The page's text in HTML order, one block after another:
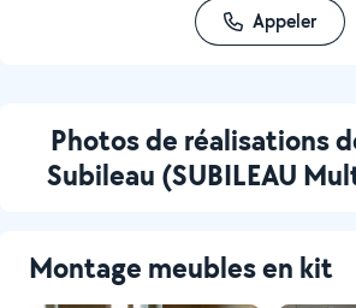
Appeler
Photos de réalisations
Subileau (SUBILEAU
Montage meubles en kit